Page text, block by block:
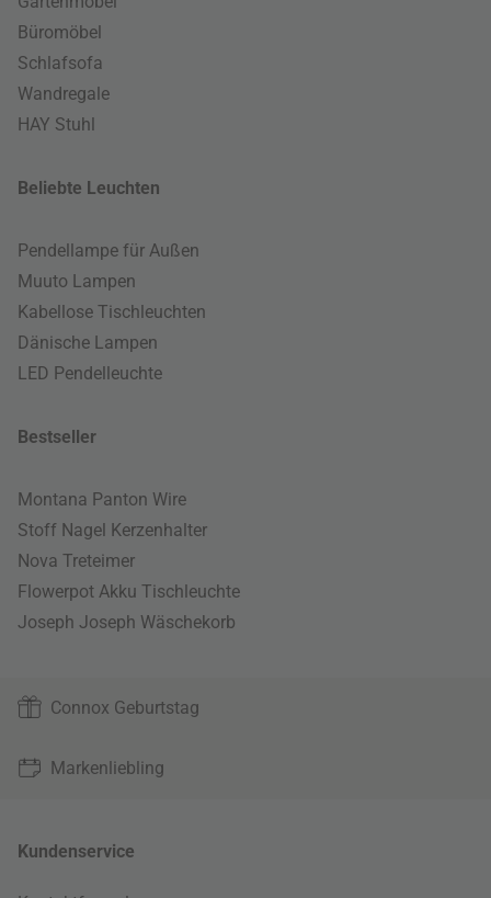
Büromöbel
Schlafsofa
Wandregale
HAY Stuhl
Beliebte Leuchten
Pendellampe für Außen
Muuto Lampen
Kabellose Tischleuchten
Dänische Lampen
LED Pendelleuchte
Bestseller
Montana Panton Wire
Stoff Nagel Kerzenhalter
Nova Treteimer
Flowerpot Akku Tischleuchte
Joseph Joseph Wäschekorb
Connox Geburtstag
Markenliebling
Kundenservice